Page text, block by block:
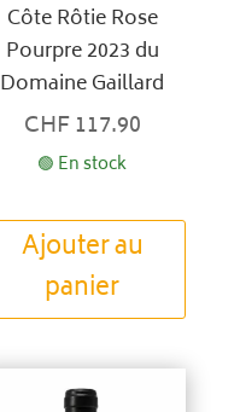
Côte Rôtie Rose
Pourpre 2023 du
Domaine Gaillard
CHF117.90
🟢 En stock
Ajouter au
panier